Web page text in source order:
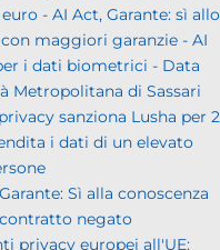
- AI Act, Garante: sì allo
maggiori garanzie - AI
i dati biometrici - Data
Metropolitana di Sassari
sanziona Lusha per 2
i dati di un elevato
Sì alla conoscenza
negato
privacy europei all'UE: